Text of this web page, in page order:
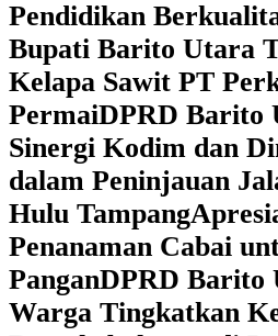
Pendidikan
Bupati Barito Utara
Kelapa Sawit PT
PermaiDPRD Barito
Sinergi Kodim dan
dalam Peninjauan
Hulu Tampang
Penanaman Cabai
PanganDPRD Barito
Warga Tingkatkan